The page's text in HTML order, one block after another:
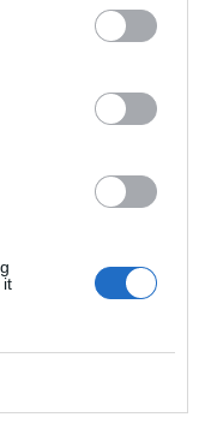
it
magyarok
könnyen
2026. augusztus 6.
Készül a
ERRŐL NE
Letarolták
minden
A saját